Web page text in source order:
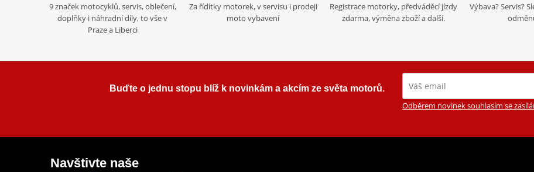
9 značek motocyklů, servis, oblečení,
doplňky i náhradní díly, to vše v
Praze a Liberci
Za řídítky motorek, v servisu i prodeji
moto vybavení
Registrace motorky, předváděcí jízdy
zdarma, výměna zboží a další.
Výbava? Servis?
Buďte o jednu stopu blíž k novinkám a akcím ze světa motorů.
Odběrem novinek souhlasím se
Navštivte naše